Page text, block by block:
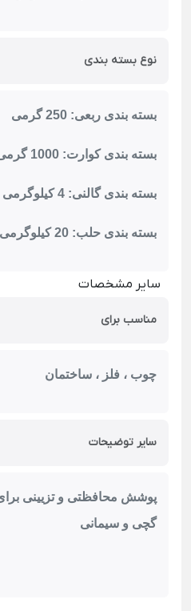
نوع بسته بندی
بسته بندی ربعی: 250 گرمی
بسته بندی کوارت: 1000 گرمی
بسته بندی گالنی: 4 کیلوگرمی
بسته بندی حلب: 20 کیلوگرمی
سایر مشخصات
مناسب برای
چوب ، فلز ، ساختمان
سایر توضیحات
پوشش محافظتی و تزیینی
گچی و سیمانی